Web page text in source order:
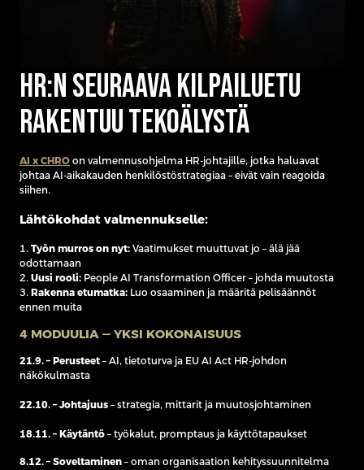
HR:n seuraava kilpailuetu
rakentuu tekoälystä
AI x CHRO on valmennusohjelma HR-johtajille, jotka haluavat
johtaa AI-aikakauden henkilöstöstrategiaa – eivät vain reagoida
siihen.
Lähtökohdat valmennukselle:
1. Työn murros on nyt: Vaatimukset muuttuvat jo – älä jää
odottamaan
2. Uusi rooli: People AI Transformation Officer – johda muutosta
3. Rakenna etumatka: Luo osaaminen ja määritä pelisäännöt
ennen muita
4 MODUULIA — YKSI KOKONAISUUS
21.9. – Perusteet – AI, tietoturva ja EU AI Act HR-johdon
näkökulmasta
22.10. – Johtajuus – strategia, mittarit ja muutosjohtaminen
18.11. – Käytäntö – työkalut, promptaus ja käyttötapaukset
8.12. – Soveltaminen – oman organisaation kehityssuunnitelma